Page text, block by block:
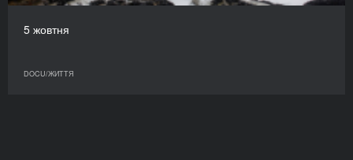
5 жовтня
DOCU/ЖИТТЯ